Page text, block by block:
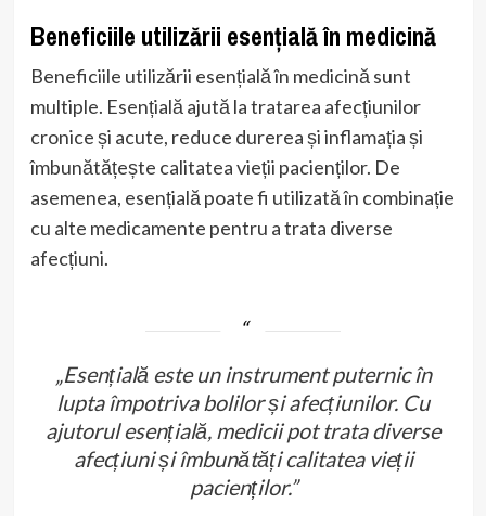
Beneficiile utilizării esențială în medicină
Beneficiile utilizării esențială în medicină sunt
multiple. Esențială ajută la tratarea afecțiunilor
cronice și acute, reduce durerea și inflamația și
îmbunătățește calitatea vieții pacienților. De
asemenea, esențială poate fi utilizată în combinație
cu alte medicamente pentru a trata diverse
afecțiuni.
„Esențială este un instrument puternic în
lupta împotriva bolilor și afecțiunilor. Cu
ajutorul esențială, medicii pot trata diverse
afecțiuni și îmbunătăți calitatea vieții
pacienților.”